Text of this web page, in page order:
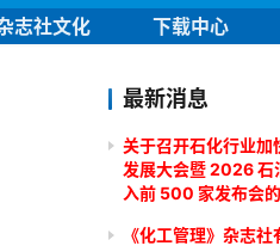
志社文化 下载中心
最新消息
关于召开石化行业加
发展大会暨 2026 石
入前 500 家发布会
《化工管理》杂志